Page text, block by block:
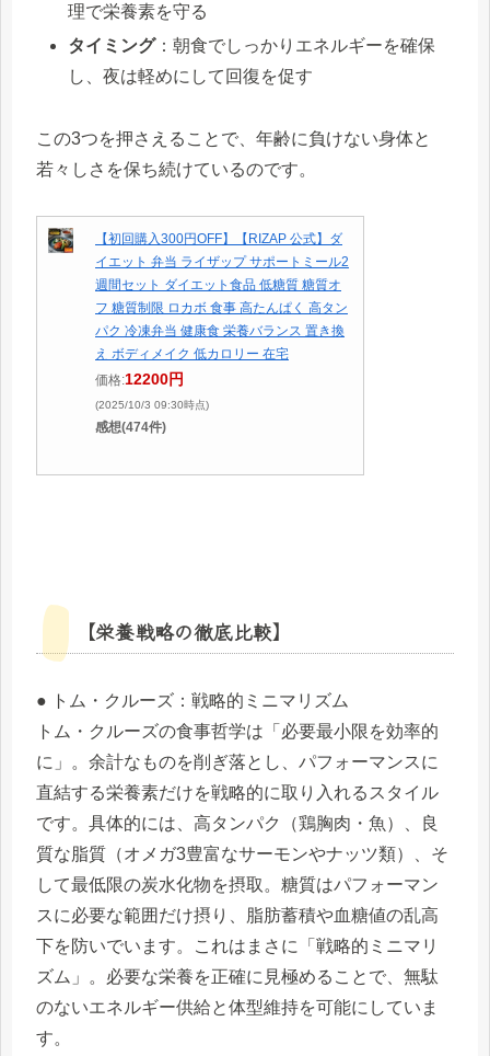
理で栄養素を守る
タイミング：朝食でしっかりエネルギーを確保
し、夜は軽めにして回復を促す
この3つを押さえることで、年齢に負けない身体と
若々しさを保ち続けているのです。
【初回購入300円OFF】【RIZAP 公式】ダ
イエット 弁当 ライザップ サポートミール2
週間セット ダイエット食品 低糖質 糖質オ
フ 糖質制限 ロカボ 食事 高たんぱく 高タン
パク 冷凍弁当 健康食 栄養バランス 置き換
え ボディメイク 低カロリー 在宅
価格:12200円
(2025/10/3 09:30時点)
感想(474件)
【栄養戦略の徹底比較】
● トム・クルーズ：戦略的ミニマリズム
トム・クルーズの食事哲学は「必要最小限を効率的
に」。余計なものを削ぎ落とし、パフォーマンスに
直結する栄養素だけを戦略的に取り入れるスタイル
です。具体的には、高タンパク（鶏胸肉・魚）、良
質な脂質（オメガ3豊富なサーモンやナッツ類）、そ
して最低限の炭水化物を摂取。糖質はパフォーマン
スに必要な範囲だけ摂り、脂肪蓄積や血糖値の乱高
下を防いでいます。これはまさに「戦略的ミニマリ
ズム」。必要な栄養を正確に見極めることで、無駄
のないエネルギー供給と体型維持を可能にしていま
す。